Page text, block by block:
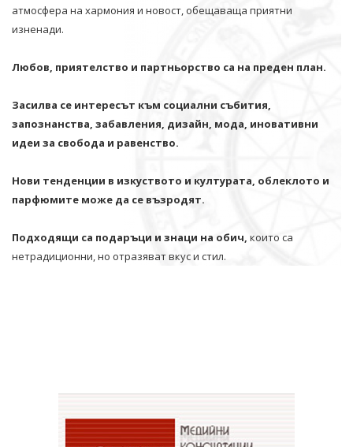
атмосфера на хармония и новост, обещаваща приятни
изненади.
Любов, приятелство и партньорство са на преден план.
Засилва се интересът към социални събития,
запознанства, забавления, дизайн, мода, иновативни
идеи за свобода и равенство.
Нови тенденции в изкуството и културата, облеклото и
парфюмите може да се възродят.
Подходящи са подаръци и знаци на обич, които са
нетрадиционни, но отразяват вкус и стил.